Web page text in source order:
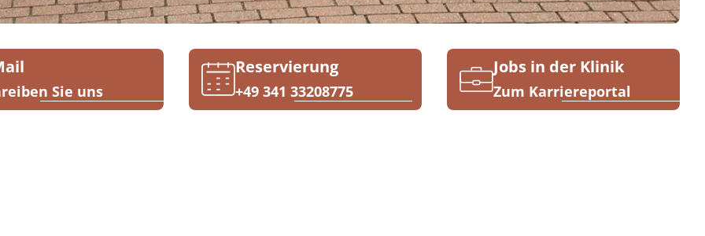
Sie uns
Reservierung
+49 341 33208775
Jobs in der Klinik
Zum Karriereportal